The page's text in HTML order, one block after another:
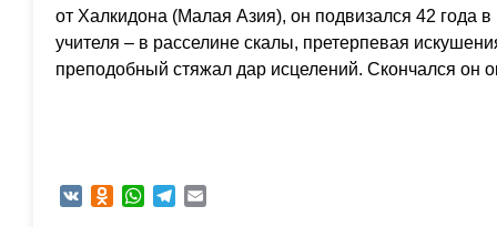
от Халкидона (Малая Азия), он подвизался 42 года в
учителя – в расселине скалы, претерпевая
преподобный стяжал дар исцелений. Скончался он
VK Odnoklassniki
WhatsAppTelegram